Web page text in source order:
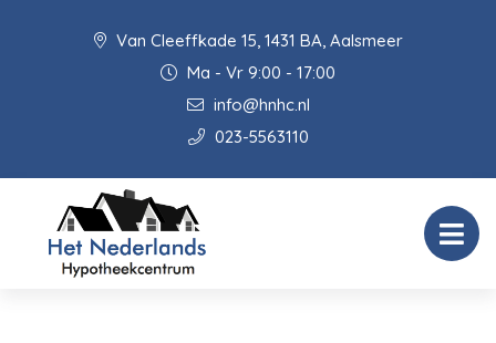
Van Cleeffkade 15, 1431 BA, Aalsmeer
Ma - Vr 9:00 - 17:00
info@hnhc.nl
023-5563110